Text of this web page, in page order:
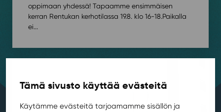
Tämä sivusto käyttää evästeitä
Käytämme evästeitä tarjoamamme sisällön ja
oppimaan yhdessä! Tapaamme ensimmäisen
kerran Rentukan kerhotilassa 19.8. klo 16-18.⁠⁠Paikalla
ei...